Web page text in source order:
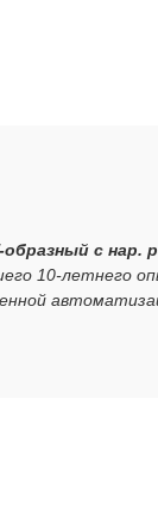
образный с нар.
10-летнего